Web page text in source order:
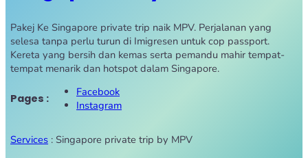
Pakej Ke Singapore private trip naik MPV. Perjalanan yang
selesa tanpa perlu turun di Imigresen untuk cop passport.
Kereta yang bersih dan kemas serta pemandu mahir tempat-
tempat menarik dan hotspot dalam Singapore.
Pages :
Facebook
Instagram
Services : Singapore private trip by MPV